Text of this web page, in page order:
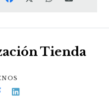
Tienda